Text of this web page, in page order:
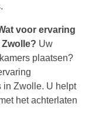
voor ervaring
Uw
plaatsen?
in Zwolle. U helpt
het achterlaten